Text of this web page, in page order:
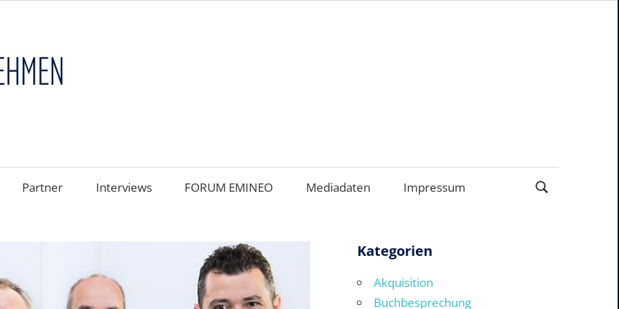
Partner Interviews FORUM EMINEO Mediadaten Impressum
Kategorien
Akquisition
Buchbesprechung